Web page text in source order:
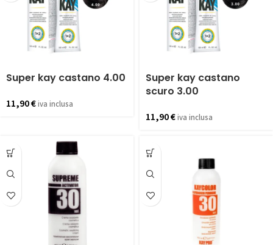
Super kay castano 4.00
11,90€iva inclusa
Super kay castano
scuro 3.00
11,90€iva inclusa